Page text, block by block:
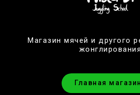
Магазин мячей и другого
жонглирования
Главная